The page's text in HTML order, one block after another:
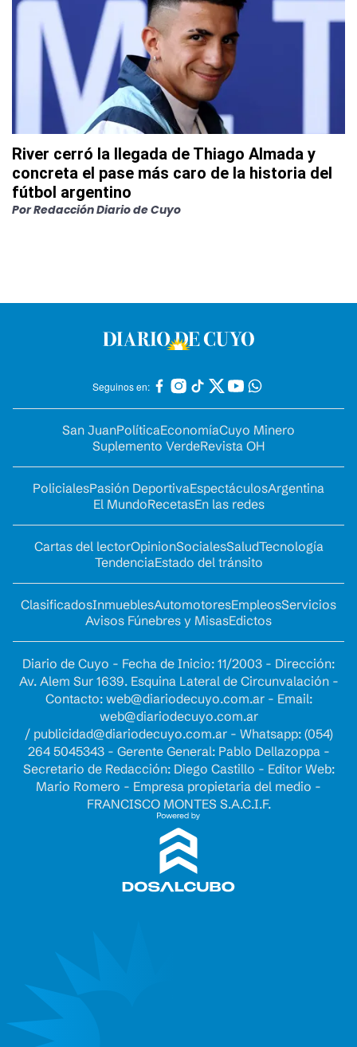
River cerró la llegada de Thiago Almada y
concreta el pase más caro de la historia del
fútbol argentino
PorRedacción Diario de Cuyo
Seguinos en:
San JuanPolíticaEconomíaCuyo Minero
Suplemento VerdeRevista OH
PolicialesPasión DeportivaEspectáculosArgentina
El MundoRecetasEn las redes
Cartas del lectorOpinionSocialesSaludTecnología
TendenciaEstado del tránsito
ClasificadosInmueblesAutomotoresEmpleosServicios
Avisos Fúnebres y MisasEdictos
Diario de Cuyo - Fecha de Inicio: 11/2003 - Dirección:
Av. Alem Sur 1639. Esquina Lateral de Circunvalación -
Contacto: web@diariodecuyo.com.ar- Email:
web@diariodecuyo.com.ar
/ publicidad@diariodecuyo.com.ar- Whatsapp: (054)
264 5045343 - Gerente General: Pablo Dellazoppa -
Secretario de Redacción: Diego Castillo - Editor Web:
Mario Romero - Empresa propietaria del medio -
FRANCISCO MONTES S.A.C.I.F.